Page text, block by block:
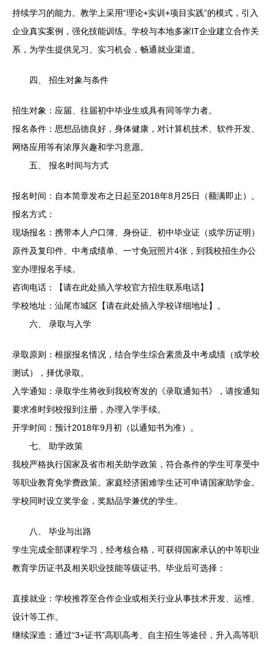
持续学习的能力。教学上采用“理论+实训+项目实践”的模式，引入
企业真实案例，强化技能训练。学校与本地多家IT企业建立合作关
系，为学生提供见习、实习机会，畅通就业渠道。
四、 招生对象与条件
招生对象：应届、往届初中毕业生或具有同等学力者。
报名条件：思想品德良好，身体健康，对计算机技术、软件开发、
网络应用等有浓厚兴趣和学习意愿。
五、 报名时间与方式
报名时间：自本简章发布之日起至2018年8月25日（额满即止）。
报名方式：
现场报名：携带本人户口簿、身份证、初中毕业证（或学历证明）
原件及复印件、中考成绩单、一寸免冠照片4张，到我校招生办公
室办理报名手续。
咨询电话：【请在此处插入学校官方招生联系电话】
学校地址：汕尾市城区【请在此处插入学校详细地址】。
六、 录取与入学
录取原则：根据报名情况，结合学生综合素质及中考成绩（或学校
测试），择优录取。
入学通知：录取学生将收到我校寄发的《录取通知书》，请按通知
要求准时到校报到注册，办理入学手续。
开学时间：预计2018年9月初（以通知书为准）。
七、 助学政策
我校严格执行国家及省市相关助学政策，符合条件的学生可享受中
等职业教育免学费政策。家庭经济困难学生还可申请国家助学金。
学校同时设立奖学金，奖励品学兼优的学生。
八、 毕业与出路
学生完成全部课程学习，经考核合格，可获得国家承认的中等职业
教育学历证书及相关职业技能等级证书。毕业后可选择：
直接就业：学校推荐至合作企业或相关行业从事技术开发、运维、
设计等工作。
继续深造：通过“3+证书”高职高考、自主招生等途径，升入高等职